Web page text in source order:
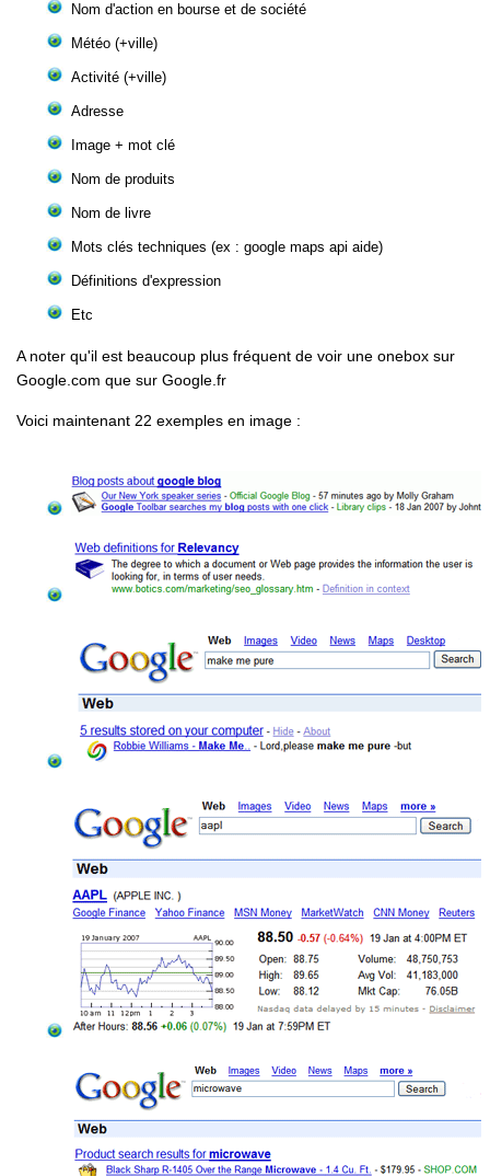
Nom d'action en bourse et de société
Météo (+ville)
Activité (+ville)
Adresse
Image + mot clé
Nom de produits
Nom de livre
Mots clés techniques (ex : google maps api aide)
Définitions d'expression
Etc
A noter qu'il est beaucoup plus fréquent de voir une onebox sur
Google.com que sur Google.fr
Voici maintenant 22 exemples en image :